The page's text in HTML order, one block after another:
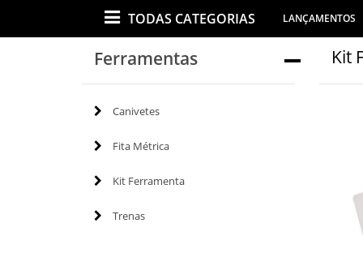
TODAS CATEGORIAS LANÇAMENTOS
Ferramentas
Canivetes
Fita Métrica
Kit Ferramenta
Trenas
Kit